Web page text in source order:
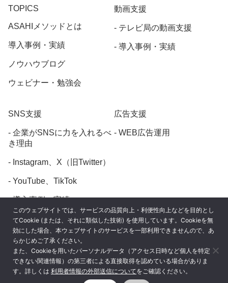
TOPICS
ASAHIメソッドとは
導入事例・実績
ノウハウブログ
ウェビナー・勉強会
SNS支援
企業がSNSに力を入れるべ
き理由
Instagram、X（旧Twitter）
YouTube、TikTok
導入事例・実績
動画支援
テレビ局の動画支援
導入事例・実績
広告支援
WEB広告運用
プライバシーポリシー
利用者情報の外部送信について
このウェブサイトでは、サービスの品質向上・利便性向上などを目的とし
てCookie (または、それに類似した技術) を使用しています。Cookieを無
効にした場合、本ウェブサイトのサービスを一部利用できませんので、あ
らかじめご了承ください。
また、Cookieを用いたパーソナルデータ（アクセス日時など個人を特定
できない関連情報）の第三者による直接取得を認めている場合がありま
す。詳しくは 利用者情報の外部送信についてをご確認ください。